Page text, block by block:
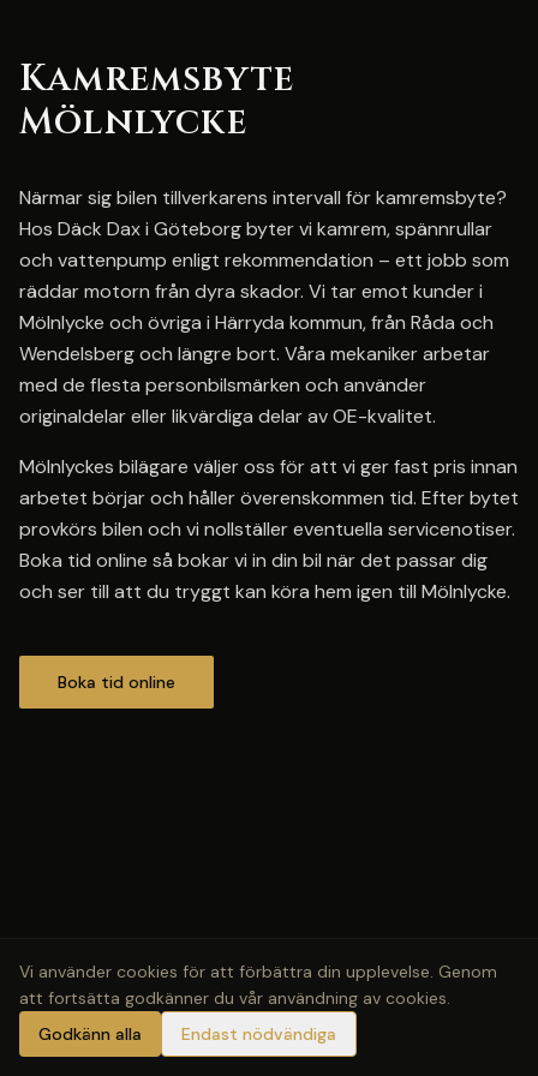
Kamremsbyte
Mölnlycke
Närmar sig bilen tillverkarens intervall för kamremsbyte?
Hos Däck Dax i Göteborg byter vi kamrem, spännrullar
och vattenpump enligt rekommendation – ett jobb som
räddar motorn från dyra skador. Vi tar emot kunder i
Mölnlycke och övriga i Härryda kommun, från Råda och
Wendelsberg och längre bort. Våra mekaniker arbetar
med de flesta personbilsmärken och använder
originaldelar eller likvärdiga delar av OE-kvalitet.
Mölnlyckes bilägare väljer oss för att vi ger fast pris innan
arbetet börjar och håller överenskommen tid. Efter bytet
provkörs bilen och vi nollställer eventuella servicenotiser.
Boka tid online så bokar vi in din bil när det passar dig
och ser till att du tryggt kan köra hem igen till Mölnlycke.
Boka tid online
Vi använder cookies för att förbättra din upplevelse. Genom
att fortsätta godkänner du vår användning av cookies.
Godkänn alla
Endast nödvändiga